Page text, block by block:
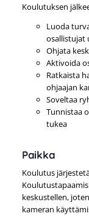
Koulutuksen
Luoda
osallistujat
Ohjata
Aktivoida
Ratkaista
ohjaajan
Soveltaa
Tunnistaa
tukea
Paikka
Koulutus
keskustellen,
kameran